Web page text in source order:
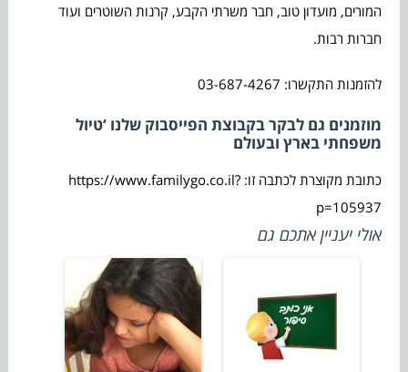
המורים, מועדון טוב, חבר משרתי הקבע, קרנות השוטרים ועוד
חברות רבות.
להזמנות התקשרו: 03-687-4267
מוזמנים גם לבקר בקבוצת הפייסבוק שלנו ‘טיול
משפחתי בארץ ובעולם
כתובת מקוצרת לכתבה זו: https://www.familygo.co.il?
p=105937
אולי יעניין אתכם גם